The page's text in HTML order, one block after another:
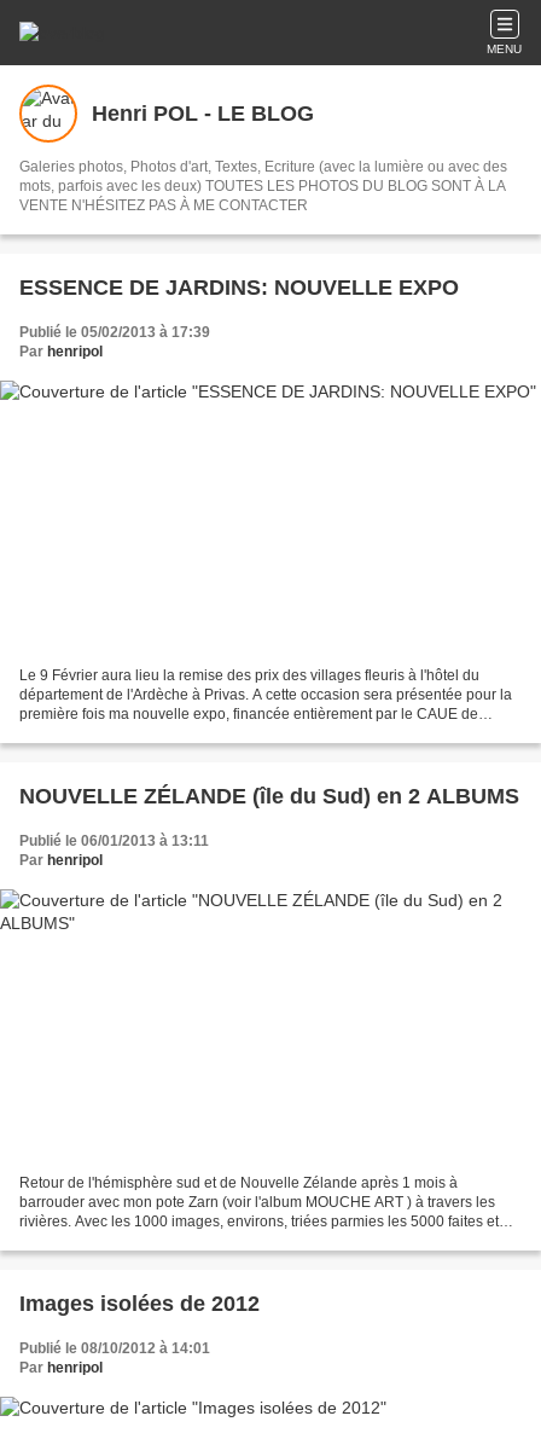
MENU
Henri POL - LE BLOG
Galeries photos, Photos d'art, Textes, Ecriture (avec la lumière ou avec des
mots, parfois avec les deux) TOUTES LES PHOTOS DU BLOG SONT À LA
VENTE N'HÉSITEZ PAS À ME CONTACTER
ESSENCE DE JARDINS: NOUVELLE EXPO
Publié le 05/02/2013 à 17:39
Par henripol
Le 9 Février aura lieu la remise des prix des villages fleuris à l'hôtel du
département de l'Ardèche à Privas. A cette occasion sera présentée pour la
première fois ma nouvelle expo, financée entièrement par le CAUE de
NOUVELLE ZÉLANDE (île du Sud) en 2 ALBUMS
Publié le 06/01/2013 à 13:11
Par henripol
Retour de l'hémisphère sud et de Nouvelle Zélande après 1 mois à
barrouder avec mon pote Zarn (voir l'album MOUCHE ART ) à travers les
rivières. Avec les 1000 images, environs, triées parmies les 5000 faites et
Images isolées de 2012
Publié le 08/10/2012 à 14:01
Par henripol